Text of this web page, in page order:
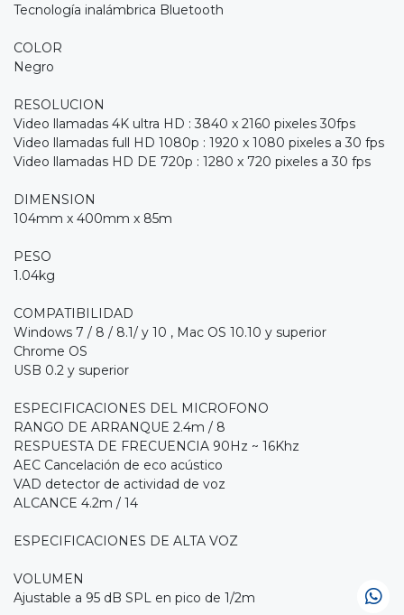
Tecnología inalámbrica Bluetooth
COLOR
Negro
RESOLUCION
Video llamadas 4K ultra HD : 3840 x 2160 pixeles 30fps
Video llamadas full HD 1080p : 1920 x 1080 pixeles a 30 fps
Video llamadas HD DE 720p : 1280 x 720 pixeles a 30 fps
DIMENSION
104mm x 400mm x 85m
PESO
1.04kg
COMPATIBILIDAD
Windows 7 / 8 / 8.1/ y 10 , Mac OS 10.10 y superior
Chrome OS
USB 0.2 y superior
ESPECIFICACIONES DEL MICROFONO
RANGO DE ARRANQUE 2.4m / 8
RESPUESTA DE FRECUENCIA 90Hz ~ 16Khz
AEC Cancelación de eco acústico
VAD detector de actividad de voz
ALCANCE 4.2m / 14
ESPECIFICACIONES DE ALTA VOZ
VOLUMEN
Ajustable a 95 dB SPL en pico de 1/2m